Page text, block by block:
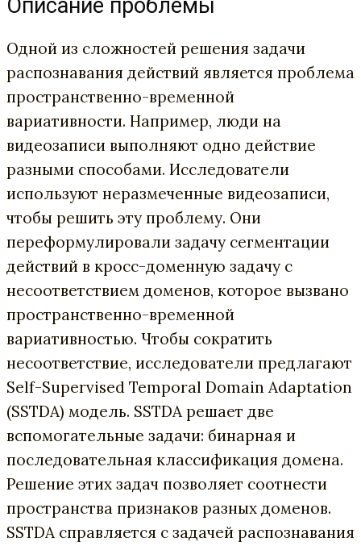
Описание проблемы
Одной из сложностей решения задачи
распознавания действий является проблема
пространственно-временной
вариативности. Например, люди на
видеозаписи выполняют одно действие
разными способами. Исследователи
используют неразмеченные видеозаписи,
чтобы решить эту проблему. Они
переформулировали задачу сегментации
действий в кросс-доменную задачу с
несоответствием доменов, которое вызвано
пространственно-временной
вариативностью. Чтобы сократить
несоответствие, исследователи предлагают
Self-Supervised Temporal Domain Adaptation
(SSTDA) модель. SSTDA решает две
вспомогательные задачи: бинарная и
последовательная классификация домена.
Решение этих задач позволяет соотнести
пространства признаков разных доменов.
SSTDA справляется с задачей распознавания